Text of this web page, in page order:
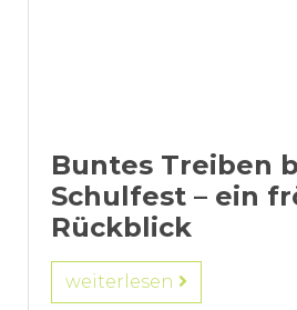
Buntes Treiben
Schulfest – ein
Rückblick
weiterlesen